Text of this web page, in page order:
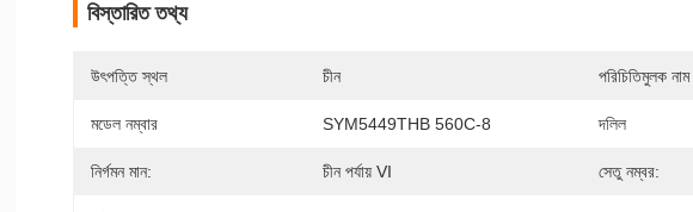
বিস্তারিত তথ্য
উৎপত্তি স্থল চীন পরিচিতিমুলক নাম
মডেল নম্বার SYM5449THB 560C-8 দলিল
নির্গমন মান: চীন পর্যায় VI সেতু নম্বর: